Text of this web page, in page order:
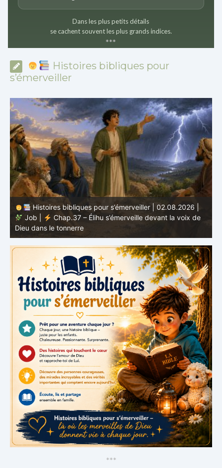
Dans les plus petits détails
se cachent souvent les plus grands indices.
***
Histoires bibliques pour
s’émerveiller
Histoires bibliques pour s’émerveiller | 01.08.2026 |
Job |
Chap.36 – Élihu continue de parler de la
grandeur de Dieu
***